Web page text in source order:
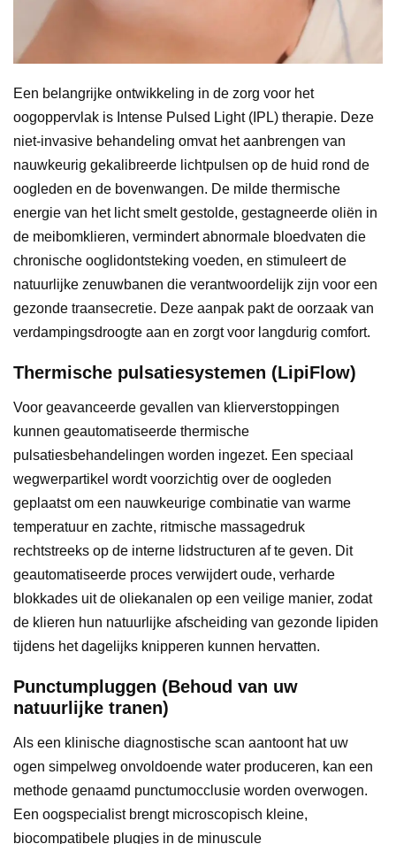
Een belangrijke ontwikkeling in de zorg voor het
oogoppervlak is Intense Pulsed Light (IPL) therapie. Deze
niet-invasive behandeling omvat het aanbrengen van
nauwkeurig gekalibreerde lichtpulsen op de huid rond de
oogleden en de bovenwangen. De milde thermische
energie van het licht smelt gestolde, gestagneerde oliën in
de meibomklieren, vermindert abnormale bloedvaten die
chronische ooglidontsteking voeden, en stimuleert de
natuurlijke zenuwbanen die verantwoordelijk zijn voor een
gezonde traansecretie. Deze aanpak pakt de oorzaak van
verdampingsdroogte aan en zorgt voor langdurig comfort.
Thermische pulsatiesystemen (LipiFlow)
Voor geavanceerde gevallen van klierverstoppingen
kunnen geautomatiseerde thermische
pulsatiesbehandelingen worden ingezet. Een speciaal
wegwerpartikel wordt voorzichtig over de oogleden
geplaatst om een nauwkeurige combinatie van warme
temperatuur en zachte, ritmische massagedruk
rechtstreeks op de interne lidstructuren af te geven. Dit
geautomatiseerde proces verwijdert oude, verharde
blokkades uit de oliekanalen op een veilige manier, zodat
de klieren hun natuurlijke afscheiding van gezonde lipiden
tijdens het dagelijks knipperen kunnen hervatten.
Punctumpluggen (Behoud van uw
natuurlijke tranen)
Als een klinische diagnostische scan aantoont hat uw
ogen simpelweg onvoldoende water produceren, kan een
methode genaamd punctumocclusie worden overwogen.
Een oogspecialist brengt microscopisch kleine,
biocompatibele plugjes in de minuscule